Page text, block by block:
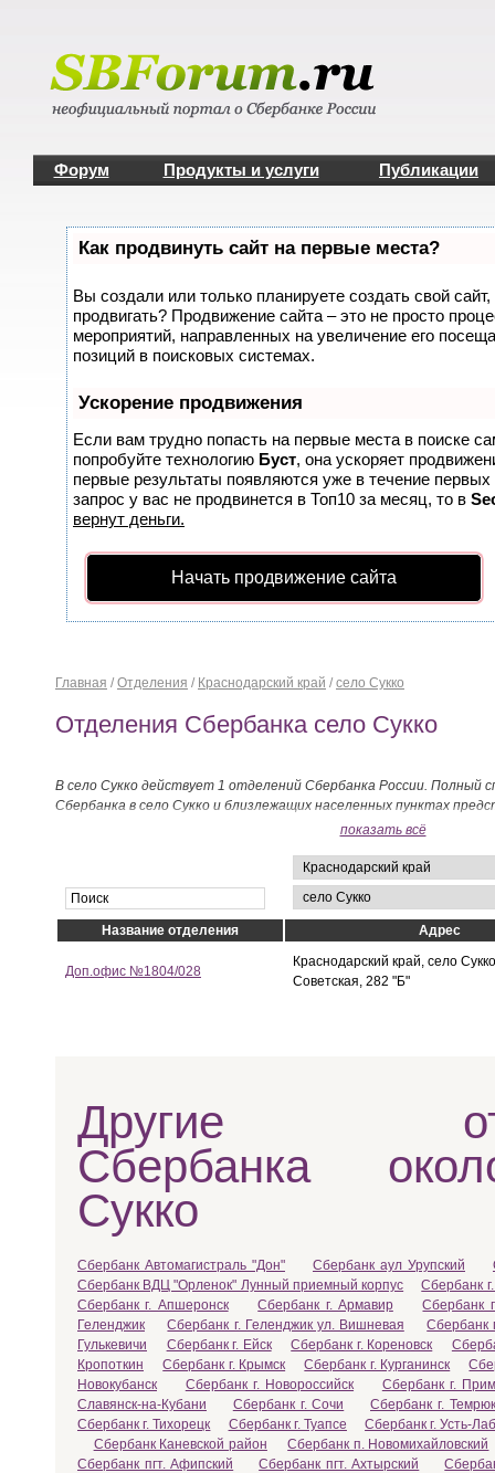
Форум Продукты и услуги Публикации
Как продвинуть сайт на первые места?
Вы создали или только планируете создать свой сайт,
продвигать? Продвижение сайта – это не просто
мероприятий, направленных на увеличение его
позиций в поисковых системах.
Ускорение продвижения
Если вам трудно попасть на первые места в поиске
попробуйте технологию Буст, она ускоряет
первые результаты появляются уже в течение
запрос у вас не продвинется в Топ10 за месяц, то в
вернут деньги.
Начать продвижение сайта
Главная / Отделения / Краснодарский край / село Сукко
Отделения Сбербанка село Сукко
В село Сукко действует 1 отделений Сбербанка России. Полный
Сбербанка в село Сукко и близлежащих населенных пунктах
показать всё
Название отделения Адрес
Доп.офис №1804/028
Краснодарский край, село
Советская, 282 "Б"
Другие
Сбербанка
Сукко
Сбербанк Автомагистраль "Дон" Сбербанк аул Урупский
Сбербанк ВДЦ "Орленок" Лунный приемный корпус
Сбербанк
Сбербанк г. Апшеронск
Сбербанк г. Армавир
Сбербанк
Геленджик
Сбербанк г. Геленджик ул. Вишневая
Сбербанк
Гулькевичи
Сбербанк г. Ейск Сбербанк г. Кореновск
Кропоткин
Сбербанк г. Крымск Сбербанк г. Курганинск
Новокубанск
Сбербанк г. Новороссийск
Сбербанк г.
Славянск-на-Кубани
Сбербанк г. Сочи
Сбербанк г. Темрюк
Сбербанк г. Тихорецк
Сбербанк г. Туапсе
Сбербанк г. Усть-
Сбербанк Каневской район
Сбербанк п. Новомихайловский
Сбербанк пгт. Афипский
Сбербанк пгт. Ахтырский